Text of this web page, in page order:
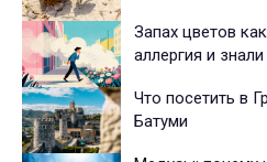
Запах цветов
аллергия и
Что посетить в
Батуми